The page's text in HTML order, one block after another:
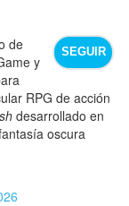
SEGUIR
de
y
RPG de acción
desarrollado en
oscura